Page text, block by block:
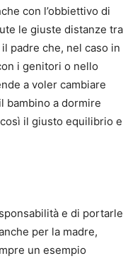
con l’obbiettivo di
le giuste distanze tra
padre che, nel caso in
i genitori o nello
a voler cambiare
bambino a dormire
il giusto equilibrio e
e di portarle
per la madre,
un esempio